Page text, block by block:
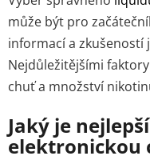
může být pro
informací a zkušeností
Nejdůležitějšími
chuť a množství
Jaký je
elektronickou